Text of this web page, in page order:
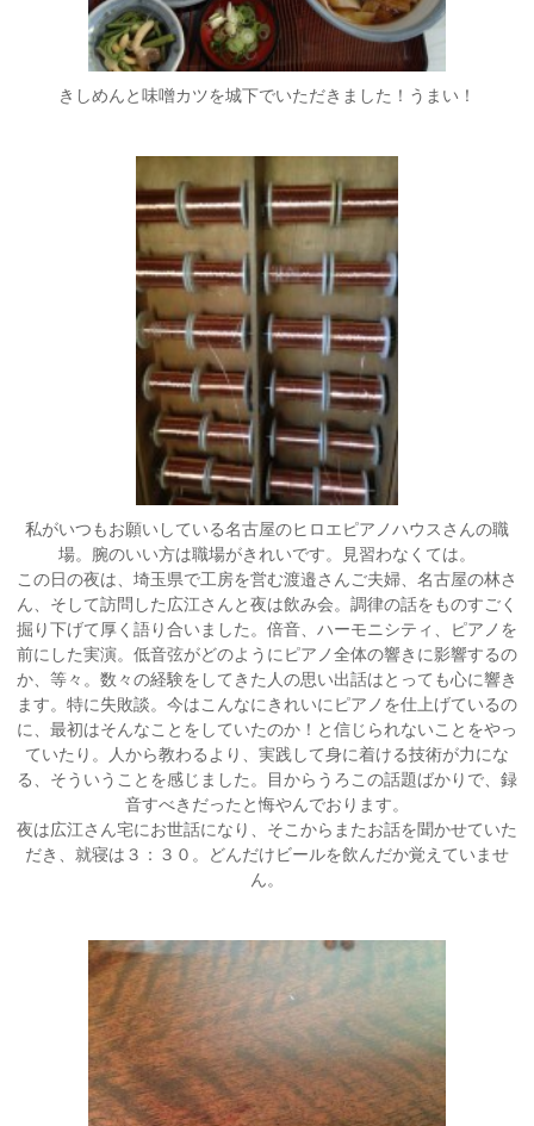
きしめんと味噌カツを城下でいただきました！うまい！
私がいつもお願いしている名古屋のヒロエピアノハウスさんの職
場。腕のいい方は職場がきれいです。見習わなくては。
この日の夜は、埼玉県で工房を営む渡邉さんご夫婦、名古屋の林さ
ん、そして訪問した広江さんと夜は飲み会。調律の話をものすごく
掘り下げて厚く語り合いました。倍音、ハーモニシティ、ピアノを
前にした実演。低音弦がどのようにピアノ全体の響きに影響するの
か、等々。数々の経験をしてきた人の思い出話はとっても心に響き
ます。特に失敗談。今はこんなにきれいにピアノを仕上げているの
に、最初はそんなことをしていたのか！と信じられないことをやっ
ていたり。人から教わるより、実践して身に着ける技術が力にな
る、そういうことを感じました。目からうろこの話題ばかりで、録
音すべきだったと悔やんでおります。
夜は広江さん宅にお世話になり、そこからまたお話を聞かせていた
だき、就寝は３：３０。どんだけビールを飲んだか覚えていませ
ん。